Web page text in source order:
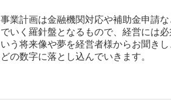
事業計画は金融機関対応や補助金申請
でいく羅針盤となるもので、経営には
いう将来像や夢を経営者様からお聞き
どの数字に落とし込んでいきます。